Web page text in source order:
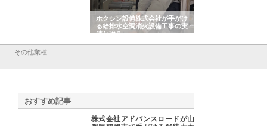
ホクシン設備株式会社が手がけ
る給排水空調消火設備工事の実
績と強み
その他業種
おすすめ記事
株式会社アドバンスロードが山